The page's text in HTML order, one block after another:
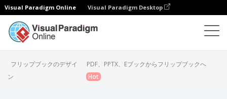
Visual Paradigm Online Visual Paradigm Desktop
フリップブックのデザイ
ン
PDF、PPTX、Eブックからフリップブックへ
Hot